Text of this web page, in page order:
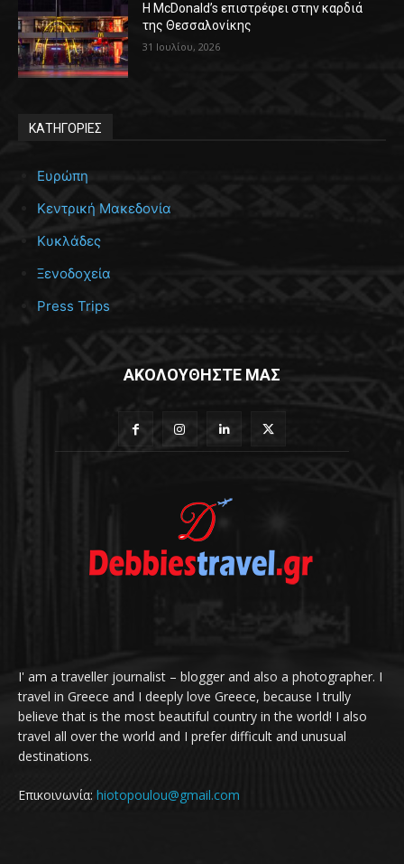
Η McDonald’s επιστρέφει στην καρδιά
της Θεσσαλονίκης
31 Ιουλίου, 2026
ΚΑΤΗΓΟΡΙΕΣ
Ευρώπη
Κεντρική Μακεδονία
Κυκλάδες
Ξενοδοχεία
Press Trips
ΑΚΟΛΟΥΘΗΣΤΕ ΜΑΣ
I' am a traveller journalist – blogger and also a photographer. I
travel in Greece and I deeply love Greece, because I trully
believe that is the most beautiful country in the world! I also
travel all over the world and I prefer difficult and unusual
destinations.
Επικοινωνία: hiotopoulou@gmail.com